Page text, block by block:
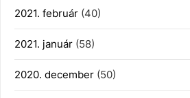
2021. február (40)
2021. január (58)
2020. december (50)